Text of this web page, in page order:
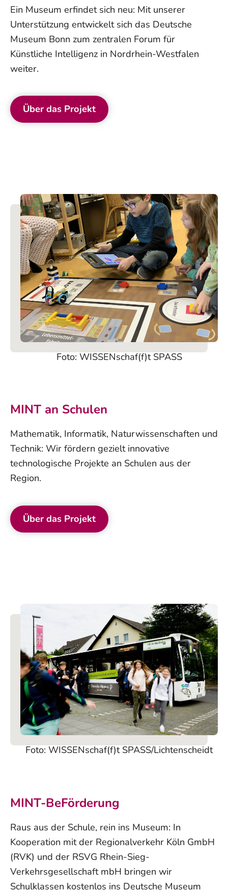
Ein Museum erfindet sich neu: Mit unserer
Unterstützung entwickelt sich das Deutsche
Museum Bonn zum zentralen Forum für
Künstliche Intelligenz in Nordrhein-Westfalen
weiter.
Über das Projekt
Foto: WISSENschaf(f)t SPASS
MINT an Schulen
Mathematik, Informatik, Naturwissenschaften und
Technik: Wir fördern gezielt innovative
technologische Projekte an Schulen aus der
Region.
Über das Projekt
Foto: WISSENschaf(f)t SPASS/Lichtenscheidt
MINT-BeFörderung
Raus aus der Schule, rein ins Museum: In
Kooperation mit der Regionalverkehr Köln GmbH
(RVK) und der RSVG Rhein-Sieg-
Verkehrsgesellschaft mbH bringen wir
Schulklassen kostenlos ins Deutsche Museum